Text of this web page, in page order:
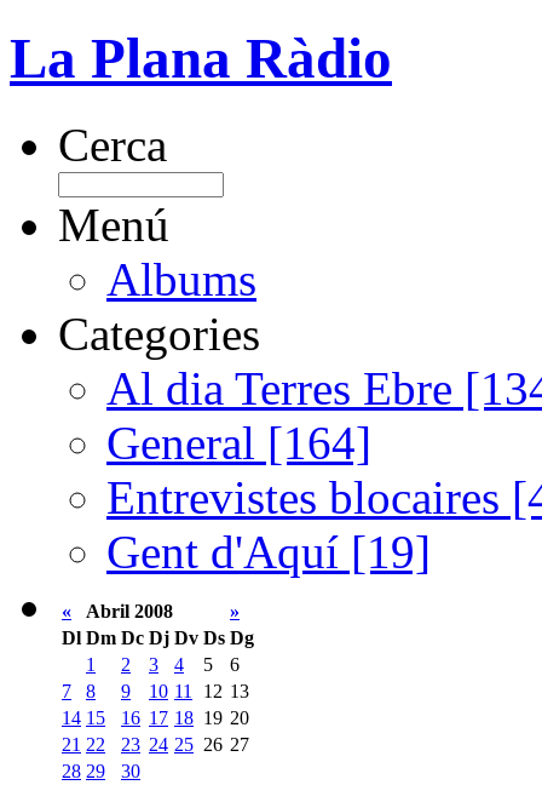
La Plana Ràdio
Cerca
Menú
Albums
Categories
Al dia Terres Ebre
General [164]
Entrevistes blocaires
Gent d'Aquí [19]
« Abril 2008
»
Dl Dm Dc Dj Dv Ds Dg
1
2 3 4 5
6
7
8 9 10 11 12 13
14 15 16 17 18 19 20
21 22 23 24 25 26 27
28 29 30